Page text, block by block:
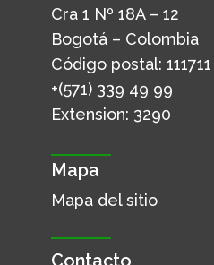
Cra 1 Nº 18A – 12
Bogotá – Colombia
Código postal: 111711
+(571) 339 49 99
Extension: 3290
Mapa
Mapa del sitio
Contacto